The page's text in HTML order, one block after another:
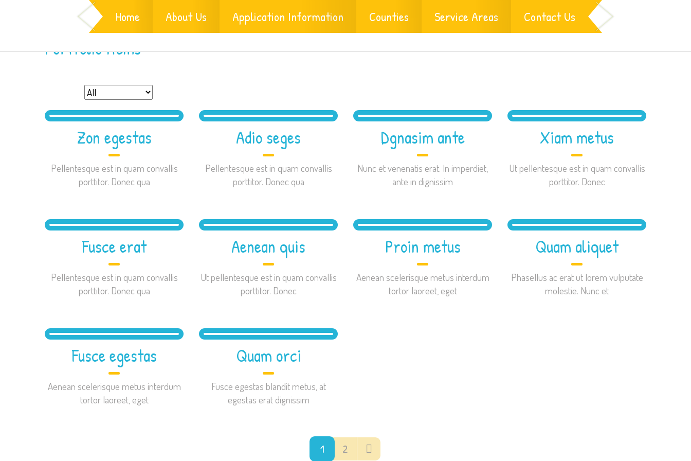
Home About Us Application Information Counties Service Areas Contact Us
Portfolio items
Zon egestas
Pellentesque est in quam convallis
porttitor. Donec qua
Adio seges
Pellentesque est in quam convallis
porttitor. Donec qua
Dgnasim ante
Nunc et venenatis erat. In imperdiet,
ante in dignissim
Xiam metus
Ut pellentesque est in quam convallis
porttitor. Donec
Fusce erat
Pellentesque est in quam convallis
porttitor. Donec qua
Aenean quis
Ut pellentesque est in quam convallis
porttitor. Donec
Proin metus
Aenean scelerisque metus interdum
tortor laoreet, eget
Quam aliquet
Phasellus ac erat ut lorem vulputate
molestie. Nunc et
Fusce egestas
Aenean scelerisque metus interdum
tortor laoreet, eget
Quam orci
Fusce egestas blandit metus, at
egestas erat dignissim
1 2